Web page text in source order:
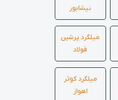
نیشابور
میلگرد پرشین
فولاد
میلگرد کوثر
اهواز